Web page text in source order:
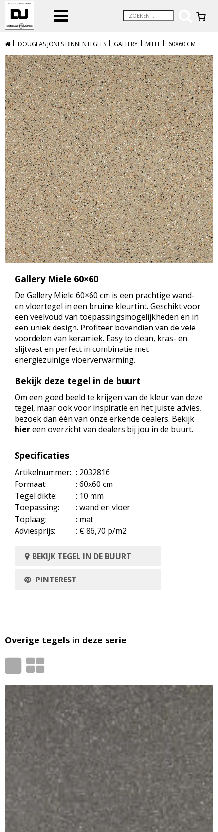
DOUGLAS JONES BINNENTEGELS GALLERY MIELE 60X60 CM
Gallery Miele 60×60
De Gallery Miele 60×60 cm is een prachtige wand-
en vloertegel in een bruine kleurtint. Geschikt voor
een veelvoud van toepassingsmogelijkheden en in
een uniek design. Profiteer bovendien van de vele
voordelen van keramiek. Easy to clean, kras- en
slijtvast en perfect in combinatie met
energiezuinige vloerverwarming.
Bekijk deze tegel in de buurt
Om een goed beeld te krijgen van de kleur van deze
tegel, maar ook voor inspiratie en het juiste advies,
bezoek dan één van onze erkende dealers. Bekijk
hiereen overzicht van dealers bij jou in de buurt.
Specificaties
Artikelnummer: : 2032816
Formaat:
: 60x60 cm
Tegel dikte:
: 10 mm
Toepassing:
: wand en vloer
Toplaag:
: mat
Adviesprijs:
: € 86,70 p/m2
BEKIJK TEGEL IN DE BUURT
PINTEREST
Overige tegels in deze serie